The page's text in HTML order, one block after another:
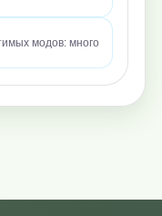
модов: много